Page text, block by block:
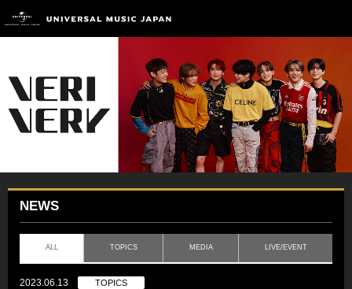
NEWS
ALL TOPICS MEDIA LIVE/EVENT
2023.06.13 TOPICS